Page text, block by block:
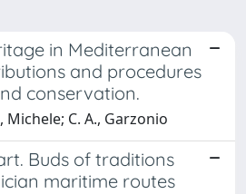
in Mediterranean
and procedures
conservation.
Michele; C. A., Garzonio
Buds of traditions
maritime routes